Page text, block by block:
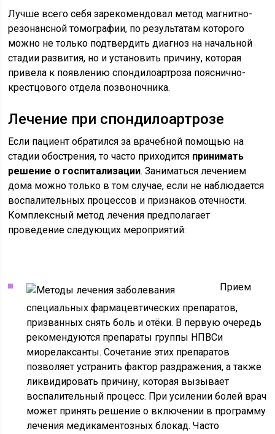
Лучше всего себя зарекомендовал метод магнитно-
резонансной томографии, по результатам которого
можно не только подтвердить диагноз на начальной
стадии развития, но и установить причину, которая
привела к появлению спондилоартроза пояснично-
крестцового отдела позвоночника.
Лечение при спондилоартрозе
Если пациент обратился за врачебной помощью на
стадии обострения, то часто приходится принимать
решение о госпитализации. Заниматься лечением
дома можно только в том случае, если не наблюдается
воспалительных процессов и признаков отечности.
Комплексный метод лечения предполагает
проведение следующих мероприятий:
Прием
специальных фармацевтических препаратов,
призванных снять боль и отёки. В первую очередь
рекомендуются препараты группы НПВСи
миорелаксанты. Сочетание этих препаратов
позволяет устранить фактор раздражения, а также
ликвидировать причину, которая вызывает
воспалительный процесс. При усилении болей врач
может принять решение о включении в программу
лечения медикаментозных блокад. Часто